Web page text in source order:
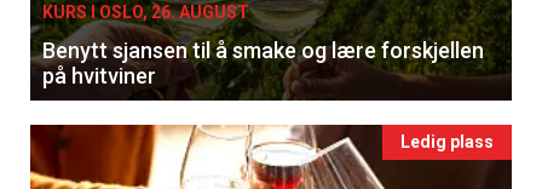
KURS I OSLO, 26. AUGUST
Benytt sjansen til å smake og lære forskjellen
på hvitviner
Ledig plass